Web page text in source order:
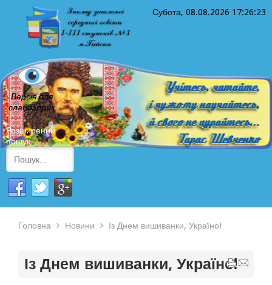
Субота, 08.08.2026 17:26:23
Версія для
слабозорих
Розширений
пошук
Головна Новини Із Днем вишиванки, Україно!
Із Днем вишиванки, Україно!